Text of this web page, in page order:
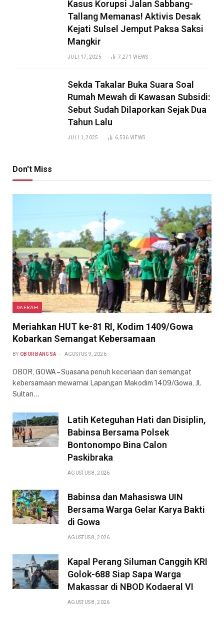
Kasus Korupsi Jalan Sabbang-
Tallang Memanas! Aktivis Desak
Kejati Sulsel Jemput Paksa Saksi
Mangkir
JULI 17, 2025 7,271VIEWS
Sekda Takalar Buka Suara Soal
Rumah Mewah di Kawasan Subsidi:
Sebut Sudah Dilaporkan Sejak Dua
Tahun Lalu
JULI 1, 2025 6,536 VIEWS
Don't Miss
DAERAH
Meriahkan HUT ke-81 RI, Kodim 1409/Gowa
Kobarkan Semangat Kebersamaan
BY OBOR BANGSA AGUSTUS 9, 2026
OBOR, GOWA – Suasana penuh keceriaan dan semangat
kebersamaan mewarnai Lapangan Makodim 1409/Gowa, Jl.
Sultan…
Latih Keteguhan Hati dan Disiplin,
Babinsa Bersama Polsek
Bontonompo Bina Calon
Paskibraka
AGUSTUS 8, 2026
Babinsa dan Mahasiswa UIN
Bersama Warga Gelar Karya Bakti
di Gowa
AGUSTUS 8, 2026
Kapal Perang Siluman Canggih KRI
Golok-688 Siap Sapa Warga
Makassar di NBOD Kodaeral VI
AGUSTUS 8, 2026